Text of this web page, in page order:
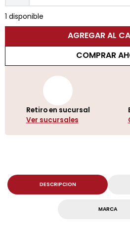
1 disponible
AGREGAR AL
COMPRAR
Retiro en sucursal
Ver sucursales
DESCRIPCION
MARCA